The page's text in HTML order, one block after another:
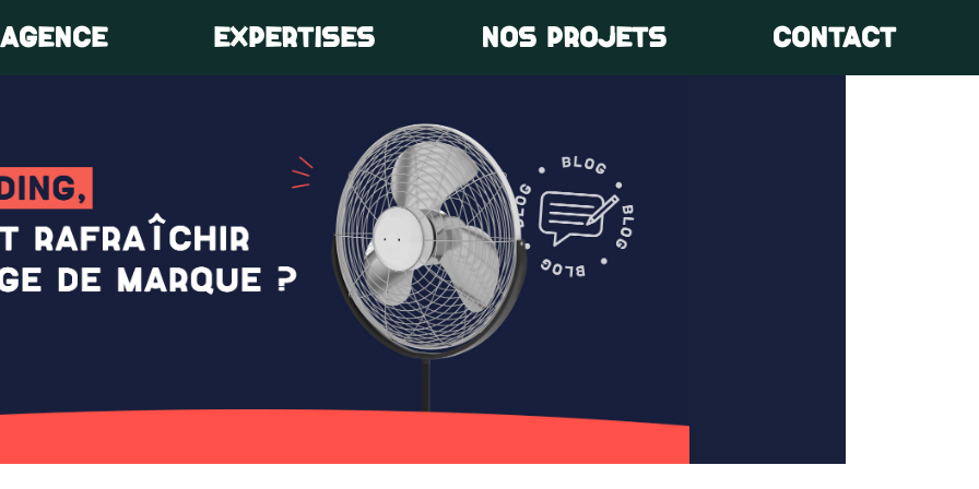
EXPERTISES NOS PROJETS CONTACT